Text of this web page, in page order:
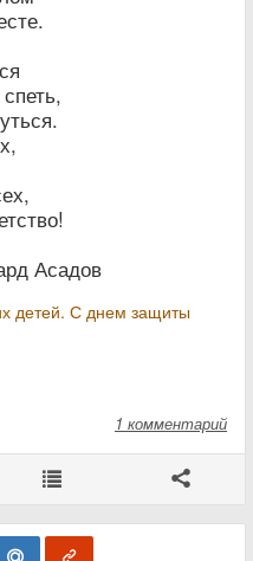
Асадов
детей. С днем защиты
1 комментарий